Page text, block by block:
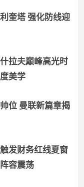
奎塔 强化防线迎
拉夫巅峰高光时
美学
位 曼联新篇章揭
发财务红线夏窗
容震荡